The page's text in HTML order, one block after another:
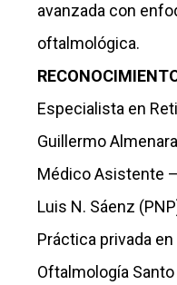
avanzada con
oftalmológica.
Especialista en
Guillermo Almenara
Médico Asistente
Luis N. Sáenz
Práctica privada
Oftalmología